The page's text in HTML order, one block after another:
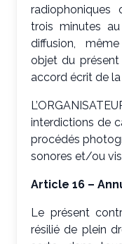
radiophoniques
trois minutes
diffusion,
objet du présent
accord écrit de la
interdictions de
procédés
sonores et/ou
Article 16 –
Le présent
résilié de plein